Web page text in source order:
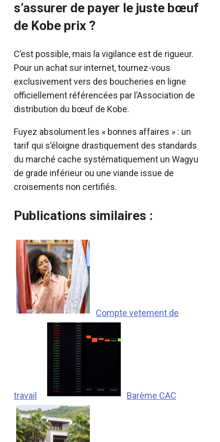
s’assurer de payer le juste bœuf
de Kobe prix ?
C’est possible, mais la vigilance est de rigueur.
Pour un achat sur internet, tournez-vous
exclusivement vers des boucheries en ligne
officiellement référencées par l’Association de
distribution du bœuf de Kobe.
Fuyez absolument les « bonnes affaires » : un
tarif qui s’éloigne drastiquement des standards
du marché cache systématiquement un Wagyu
de grade inférieur ou une viande issue de
croisements non certifiés.
Publications similaires :
Compte vetement de
travail Barème CAC